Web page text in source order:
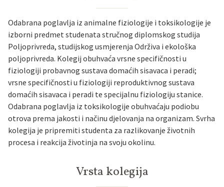
Odabrana poglavlja iz animalne fiziologije i toksikologije je
izborni predmet studenata stručnog diplomskog studija
Poljoprivreda, studijskog usmjerenja Održiva i ekološka
poljoprivreda. Kolegij obuhvaća vrsne specifičnosti u
fiziologiji probavnog sustava domaćih sisavaca i peradi;
vrsne specifičnosti u fiziologiji reproduktivnog sustava
domaćih sisavaca i peradi te specijalnu fiziologiju stanice.
Odabrana poglavlja iz toksikologije obuhvaćaju podiobu
otrova prema jakosti i načinu djelovanja na organizam. Svrha
kolegija je pripremiti studenta za razlikovanje životnih
procesa i reakcija životinja na svoju okolinu.
Vrsta kolegija